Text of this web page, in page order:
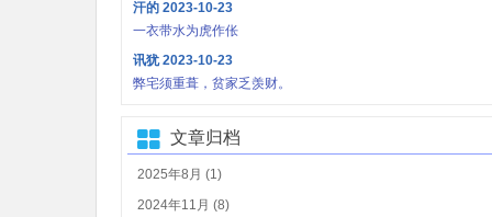
汗的2023-10-23
一衣带水为虎作伥
讯犹2023-10-23
弊宅须重葺，贫家乏羡财。
文章归档
2025年8月 (1)
2024年11月 (8)